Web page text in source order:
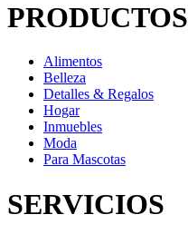
PRODUCTOS
Alimentos
Belleza
Detalles & Regalos
Hogar
Inmuebles
Moda
Para Mascotas
SERVICIOS